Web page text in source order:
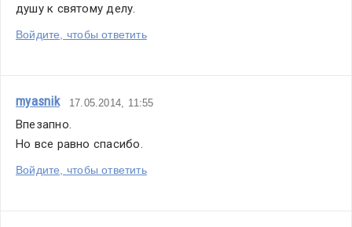
душу к святому делу.
Войдите, чтобы ответить
myasnik 17.05.2014, 11:55
Впезапно.
Но все равно спасибо.
Войдите, чтобы ответить